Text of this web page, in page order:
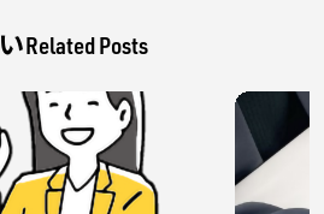
Related Posts